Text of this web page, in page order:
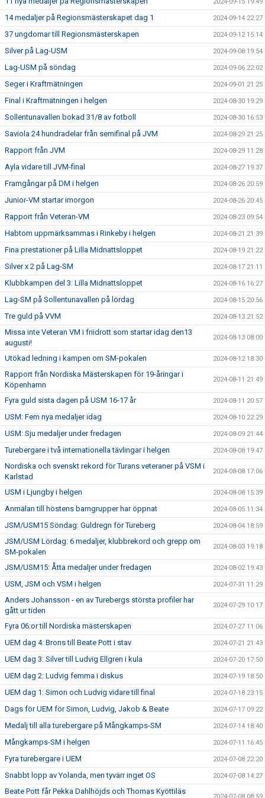
14 medaljer på Regionsmästerskapet dag 1 2024-09-14 22:27
37 ungdomar till Regionsmästerskapen 2024-09-12 15:14
Silver på Lag-USM 2024-09-08 19:54
Lag-USM på söndag 2024-09-06 22:02
Seger i Kraftmätningen 2024-09-01 21:25
Final i Kraftmätningen i helgen 2024-08-30 19:29
Sollentunavallen bokad 31/8 av fotboll 2024-08-30 16:53
Saviola 24 hundradelar från semifinal på JVM 2024-08-29 21:25
Rapport från JVM 2024-08-29 11:28
Ayla vidare till JVM-final 2024-08-27 19:37
Framgångar på DM i helgen 2024-08-26 20:59
Junior-VM startar imorgon 2024-08-26 20:45
Rapport från Veteran-VM 2024-08-23 09:54
Habtom uppmärksammas i Rinkeby i helgen 2024-08-21 21:39
Fina prestationer på Lilla Midnattsloppet 2024-08-19 21:22
Silver x 2 på Lag-SM 2024-08-17 21:11
Klubbkampen del 3: Lilla Midnattsloppet 2024-08-16 16:27
Lag-SM på Sollentunavallen på lördag 2024-08-15 20:56
Tre guld på VVM 2024-08-13 21:52
Missa inte Veteran VM i friidrott som startar idag den13
augusti!
2024-08-13 08:00
Utökad ledning i kampen om SM-pokalen 2024-08-12 18:30
Rapport från Nordiska Mästerskapen för 19-åringar i
Köpenhamn
2024-08-11 21:49
Fyra guld sista dagen på USM 16-17 år 2024-08-11 20:57
USM: Fem nya medaljer idag 2024-08-10 22:29
USM: Sju medaljer under fredagen 2024-08-09 21:44
Turebergare i två internationella tävlingar i helgen 2024-08-08 19:47
Nordiska och svenskt rekord för Turans veteraner på VSM i
Karlstad
2024-08-08 17:06
USM i Ljungby i helgen 2024-08-08 15:39
Anmälan till höstens barngrupper har öppnat 2024-08-05 11:34
JSM/USM15 Söndag: Guldregn för Tureberg 2024-08-04 18:59
JSM/USM Lördag: 6 medaljer, klubbrekord och grepp om
SM-pokalen
2024-08-03 19:18
JSM/USM15: Åtta medaljer under fredagen 2024-08-02 19:43
USM, JSM och VSM i helgen 2024-07-31 11:29
Anders Johansson - en av Turebergs största profiler har
gått ur tiden
2024-07-29 10:17
Fyra 06:or till Nordiska mästerskapen 2024-07-27 11:06
UEM dag 4: Brons till Beate Pott i stav 2024-07-21 21:43
UEM dag 3: Silver till Ludvig Ellgren i kula 2024-07-20 17:50
UEM dag 2: Ludvig femma i diskus 2024-07-19 18:50
UEM dag 1: Simon och Ludvig vidare till final 2024-07-18 23:15
Dags för UEM för Simon, Ludvig, Jakob & Beate 2024-07-17 09:22
Medalj till alla turebergare på Mångkamps-SM 2024-07-14 18:40
Mångkamps-SM i helgen 2024-07-11 16:45
Fyra turebergare i UEM 2024-07-08 22:20
Snabbt lopp av Yolanda, men tyvärr inget OS 2024-07-08 14:27
Beate Pott får Pekka Dahlhöjds och Thomas Kyöttiläs